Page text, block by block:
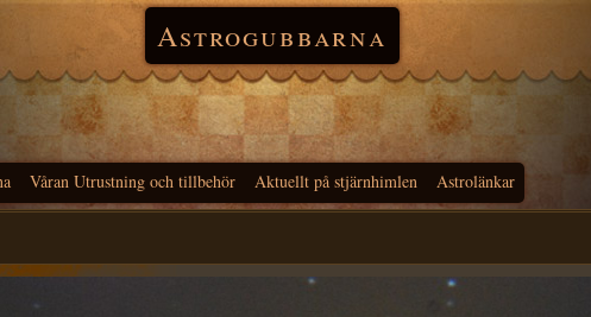
Astrogubbarna
Våran Utrustning och tillbehör Aktuellt på stjärnhimlen Astrolänkar